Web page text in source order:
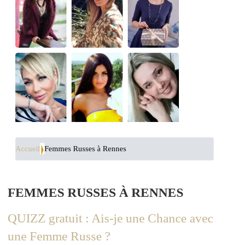
Accueil Femmes Russes à Rennes
FEMMES RUSSES À RENNES
QUIZZ gratuit : Ais-je une Chance avec
une Femme Russe ?